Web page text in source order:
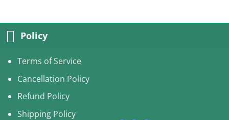
Policy
Terms of Service
Cancellation Policy
Refund Policy
Shipping Policy